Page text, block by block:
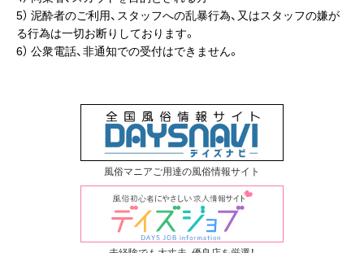
5） 泥酔者のご利用、スタッフへの乱暴行為、又はスタッフの嫌が
る行為は一切お断りしております。
6） 公衆電話、非通知での受付はできません。
風俗マニアご用達の風俗情報サイト